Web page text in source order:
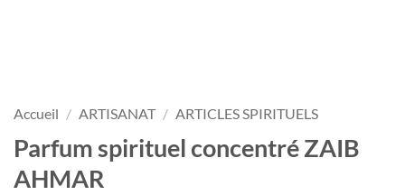
Accueil / ARTISANAT / ARTICLES SPIRITUELS
Parfum spirituel concentré ZAIB
AHMAR